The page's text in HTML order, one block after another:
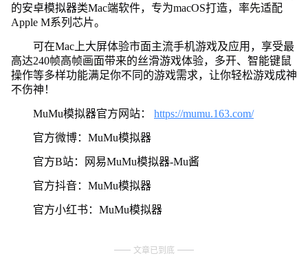
的安卓模拟器类Mac端软件，专为macOS打造，率先适配
Apple M系列芯片。
可在Mac上大屏体验市面主流手机游戏及应用，享受最
高达240帧高帧画面带来的丝滑游戏体验，多开、智能键鼠
操作等多样功能满足你不同的游戏需求，让你轻松游戏成神
不伤神！
MuMu模拟器官方网站： https://mumu.163.com/
官方微博：MuMu模拟器
官方B站：网易MuMu模拟器-Mu酱
官方抖音：MuMu模拟器
官方小红书：MuMu模拟器
文章已到底